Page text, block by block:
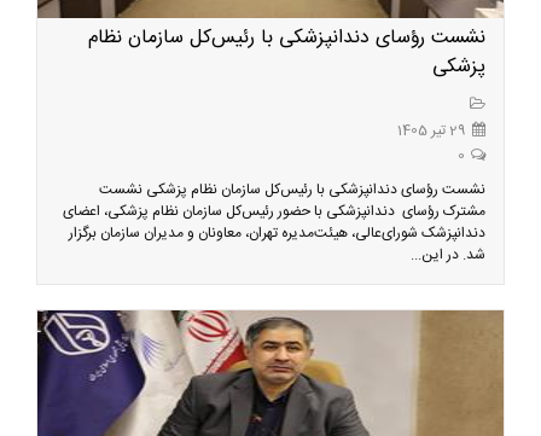
نشست رؤسای دندانپزشکی با رئیس‌کل سازمان نظام
پزشکی
29 تیر 1405
0
نشست رؤسای دندانپزشکی با رئیس‌کل سازمان نظام پزشکی نشست
مشترک رؤسای دندانپزشکی با حضور رئیس‌کل سازمان نظام پزشکی، اعضای
دندانپزشک شورای‌عالی، هیئت‌مدیره تهران، معاونان و مدیران سازمان برگزار
شد. در این...